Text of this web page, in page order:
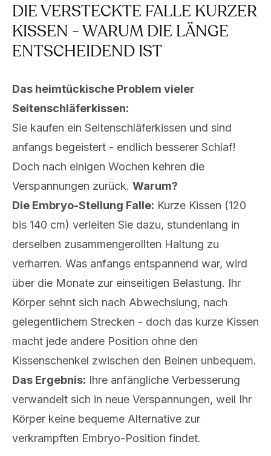
DIE VERSTECKTE FALLE KURZER
KISSEN - WARUM DIE LÄNGE
ENTSCHEIDEND IST
Das heimtückische Problem vieler
Seitenschläferkissen:
Sie kaufen ein Seitenschläferkissen und sind
anfangs begeistert - endlich besserer Schlaf!
Doch nach einigen Wochen kehren die
Verspannungen zurück. Warum?
Die Embryo-Stellung Falle: Kurze Kissen (120
bis 140 cm) verleiten Sie dazu, stundenlang in
derselben zusammengerollten Haltung zu
verharren. Was anfangs entspannend war, wird
über die Monate zur einseitigen Belastung. Ihr
Körper sehnt sich nach Abwechslung, nach
gelegentlichem Strecken - doch das kurze Kissen
macht jede andere Position ohne den
Kissenschenkel zwischen den Beinen unbequem.
Das Ergebnis: Ihre anfängliche Verbesserung
verwandelt sich in neue Verspannungen, weil Ihr
Körper keine bequeme Alternative zur
verkrampften Embryo-Position findet.